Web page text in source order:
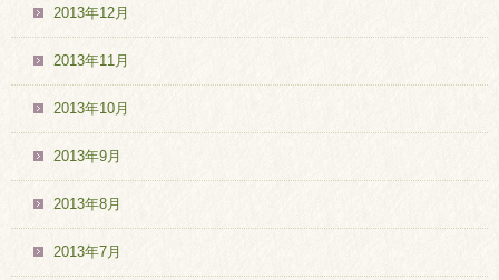
2013年12月
2013年11月
2013年10月
2013年9月
2013年8月
2013年7月